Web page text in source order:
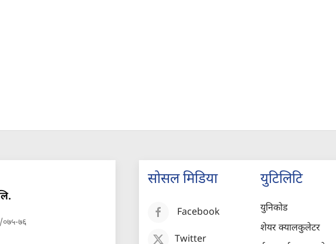
०७५-७६
सोसल मिडिया
Facebook
Twitter
युटिलिटि
युनिकोड
शेयर क्यालकुलेटर